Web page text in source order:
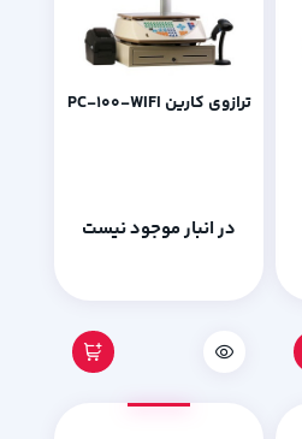
ترازوی کارین PC-100-WIFI
در انبار موجود نیست